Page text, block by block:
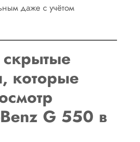
даже с учётом
которые
G 550 в